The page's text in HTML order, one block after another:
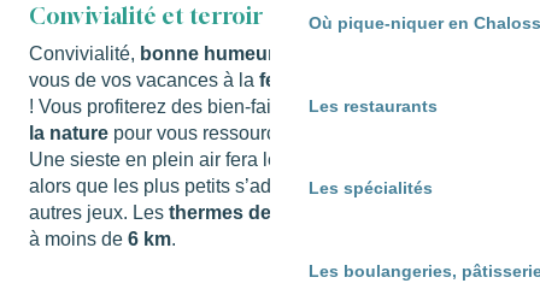
Où pique-niquer en
Les restaurants
Les spécialités
Les boulangeries,
Convivialité et terroir
Convivialité, bonne humeur et repos
vous de vos vacances à la ferme Bizençon de Cassen
! Vous profiterez des bien-faits d’un séjourau cœur de
la nature pour vous ressourcer ou découvrir cette ferme.
Une sieste en plein air fera le bonheur des plus grands,
alors que les plus petits s’adonneront à la balançoire ou
autres jeux. Les thermes de Préchacq-les-Bains
à moins de 6 km.